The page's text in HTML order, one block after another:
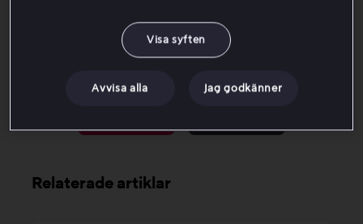
Relaterade artiklar
Visa syften
Avvisa alla Jag godkänner